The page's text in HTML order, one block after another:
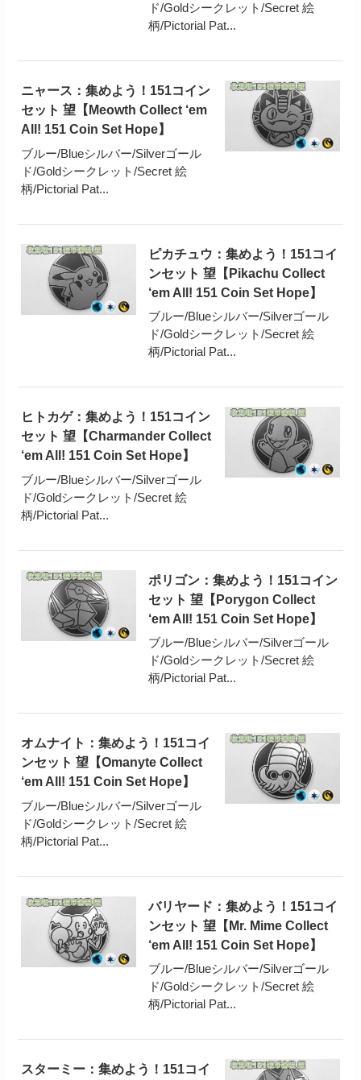
ド/Goldシークレット/Secret 絵
柄/Pictorial Pat...
ニャース：集めよう！151コイン
セット 望【Meowth Collect ‘em
All! 151 Coin Set Hope】
ブルー/Blueシルバー/Silverゴール
ド/Goldシークレット/Secret 絵
柄/Pictorial Pat...
ピカチュウ：集めよう！151コイ
ンセット 望【Pikachu Collect
‘em All! 151 Coin Set Hope】
ブルー/Blueシルバー/Silverゴール
ド/Goldシークレット/Secret 絵
柄/Pictorial Pat...
ヒトカゲ：集めよう！151コイン
セット 望【Charmander Collect
‘em All! 151 Coin Set Hope】
ブルー/Blueシルバー/Silverゴール
ド/Goldシークレット/Secret 絵
柄/Pictorial Pat...
ポリゴン：集めよう！151コイン
セット 望【Porygon Collect
‘em All! 151 Coin Set Hope】
ブルー/Blueシルバー/Silverゴール
ド/Goldシークレット/Secret 絵
柄/Pictorial Pat...
オムナイト：集めよう！151コイ
ンセット 望【Omanyte Collect
‘em All! 151 Coin Set Hope】
ブルー/Blueシルバー/Silverゴール
ド/Goldシークレット/Secret 絵
柄/Pictorial Pat...
バリヤード：集めよう！151コイ
ンセット 望【Mr. Mime Collect
‘em All! 151 Coin Set Hope】
ブルー/Blueシルバー/Silverゴール
ド/Goldシークレット/Secret 絵
柄/Pictorial Pat...
スターミー：集めよう！151コイ